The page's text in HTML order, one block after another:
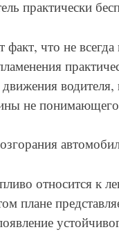
практически
факт, что не
не понимающего
относится к
плане